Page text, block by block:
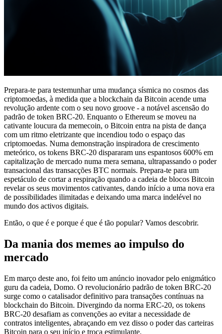
Prepara-te para testemunhar uma mudança sísmica no cosmos das
criptomoedas, à medida que a blockchain da Bitcoin acende uma
revolução ardente com o seu novo groove - a notável ascensão do
padrão de token BRC-20. Enquanto o Ethereum se moveu na
cativante loucura da memecoin, o Bitcoin entra na pista de dança
com um ritmo eletrizante que incendiou todo o espaço das
criptomoedas. Numa demonstração inspiradora de crescimento
meteórico, os tokens BRC-20 dispararam uns espantosos 600% em
capitalização de mercado numa mera semana, ultrapassando o poder
transacional das transacções BTC normais. Prepara-te para um
espetáculo de cortar a respiração quando a cadeia de blocos Bitcoin
revelar os seus movimentos cativantes, dando início a uma nova era
de possibilidades ilimitadas e deixando uma marca indelével no
mundo dos activos digitais.
Então, o que é e porque é que é tão popular? Vamos descobrir.
Da mania dos memes ao impulso do
mercado
Em março deste ano, foi feito um anúncio inovador pelo enigmático
guru da cadeia, Domo. O revolucionário padrão de token BRC-20
surge como o catalisador definitivo para transações contínuas na
blockchain do Bitcoin. Divergindo da norma ERC-20, os tokens
BRC-20 desafiam as convenções ao evitar a necessidade de
contratos inteligentes, abraçando em vez disso o poder das carteiras
Bitcoin para o seu início e troca estimulante.